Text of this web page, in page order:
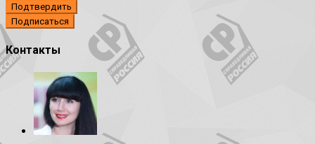
Подтвердить
Контакты